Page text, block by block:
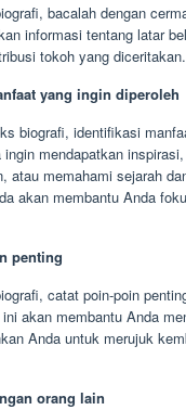
bacalah dengan
informasi tentang latar
tokoh yang diceritakan.
yang ingin diperoleh
biografi, identifikasi
mendapatkan
atau memahami sejarah
akan membantu Anda
penting
catat poin-poin
akan membantu Anda
Anda untuk merujuk
orang lain